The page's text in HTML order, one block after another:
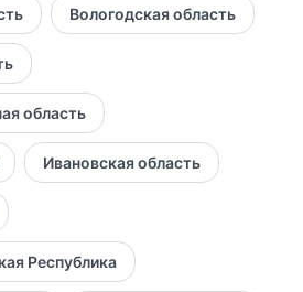
Вологодская область
область
Ивановская область
Республика